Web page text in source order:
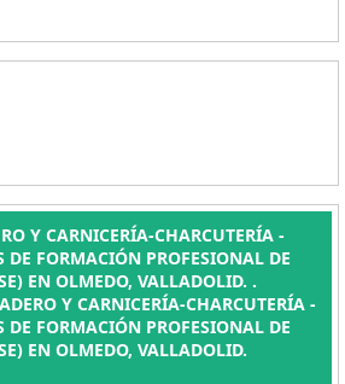
Y CARNICERÍA-CHARCUTERÍA -
DE FORMACIÓN PROFESIONAL DE
EN OLMEDO, VALLADOLID. .
Y CARNICERÍA-CHARCUTERÍA -
DE FORMACIÓN PROFESIONAL DE
EN OLMEDO, VALLADOLID.